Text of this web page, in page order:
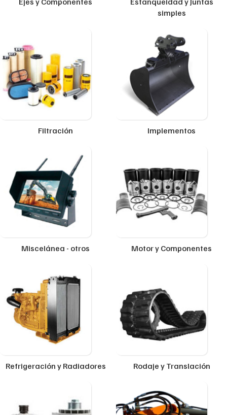
simples
Filtración Implementos
Miscelánea - otros Motor y Componentes
Refrigeración y Radiadores Rodaje y Translación